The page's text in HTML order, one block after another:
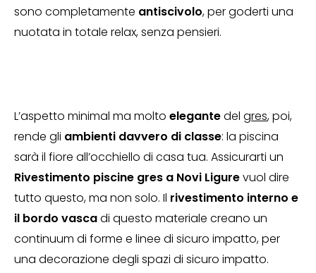
sono completamente antiscivolo, per goderti una
nuotata in totale relax, senza pensieri.
L’aspetto minimal ma molto elegantedel gres, poi,
rende gli ambienti davvero di classe: la piscina
sarà il fiore all’occhiello di casa tua. Assicurarti un
Rivestimento piscine gres a Novi Ligurevuol dire
tutto questo, ma non solo. Il rivestimento interno e
il bordo vascadi questo materiale creano un
continuum di forme e linee di sicuro impatto, per
una decorazione degli spazi di sicuro impatto.